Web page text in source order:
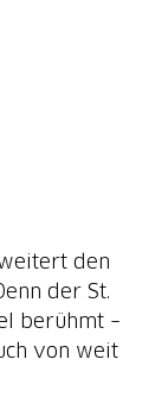
den
der St.
berühmt –
von weit